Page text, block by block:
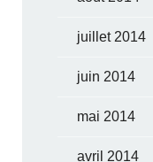
juillet 2014
juin 2014
mai 2014
avril 2014